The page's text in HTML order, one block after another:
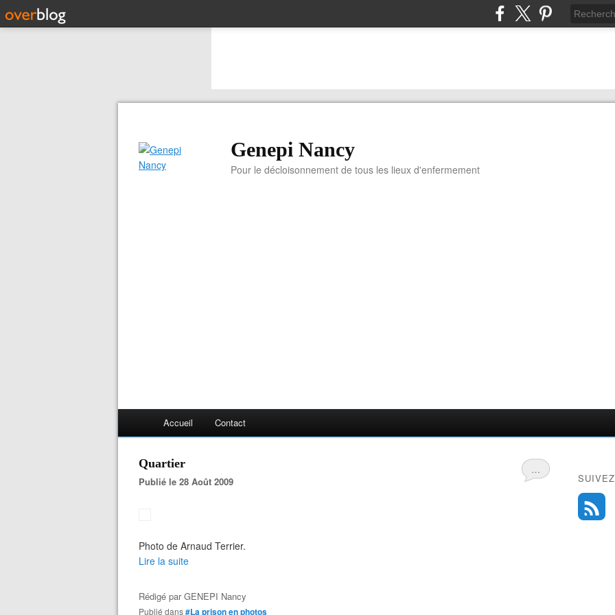
Genepi Nancy
Pour le décloisonnement de tous les lieux d'enfermement
Accueil Contact
…
Quartier
Publié le 28 Août 2009
Photo de Arnaud Terrier.
Lire la suite
Rédigé parGENEPI Nancy
Publié dans#La prison en photos